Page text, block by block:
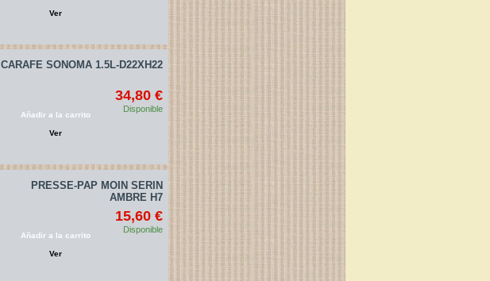
Ver
CARAFE SONOMA 1.5L-D22XH22
34,80 €
Disponible
Añadir a la carrito
Ver
PRESSE-PAP MOIN SERIN
AMBRE H7
15,60 €
Disponible
Añadir a la carrito
Ver